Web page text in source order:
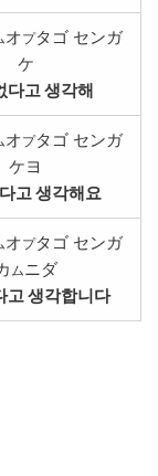
オプタゴ センガ
ケ
다고 생각해
オプタゴ センガ
ケヨ
고 생각해요
オプタゴ センガ
ムニダ
고 생각합니다